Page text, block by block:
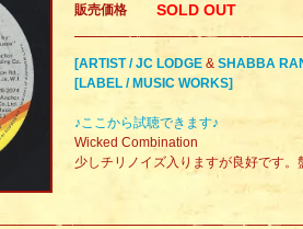
販売価格 SOLD OUT
[ARTIST / JC LODGE & SHABBA
[LABEL / MUSIC WORKS]
♪ここから試聴できます♪
Wicked Combination
少しチリノイズ入りますが良好です。